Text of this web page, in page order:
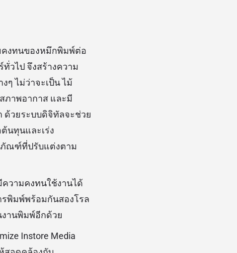
คงทนของหมึกพิมพ์ต่อ
วไป จึงสร้างความ
ๆ ไม่ว่าจะเป็น ไม้
ภาพอากาส และมี
ด้วยระบบดิจิทัลจะช่วย
นทุนและเร่ง
ภัณฑ์ที่ปรับแต่งตาม
วามคงทนใช้งานได้
พิมพ์พร้อมกันสองโรล
านพิมพ์อีกด้วย
Instore Media